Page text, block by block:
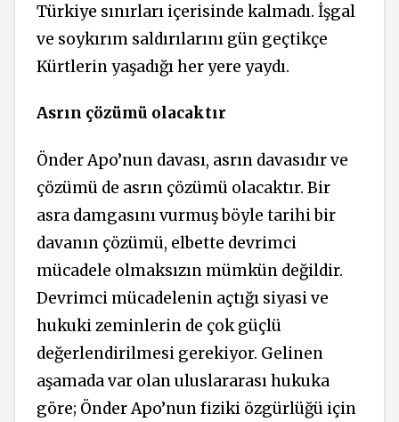
Türkiye sınırları içerisinde kalmadı. İşgal
ve soykırım saldırılarını gün geçtikçe
Kürtlerin yaşadığı her yere yaydı.
Asrın çözümü olacaktır
Önder Apo’nun davası, asrın davasıdır ve
çözümü de asrın çözümü olacaktır. Bir
asra damgasını vurmuş böyle tarihi bir
davanın çözümü, elbette devrimci
mücadele olmaksızın mümkün değildir.
Devrimci mücadelenin açtığı siyasi ve
hukuki zeminlerin de çok güçlü
değerlendirilmesi gerekiyor. Gelinen
aşamada var olan uluslararası hukuka
göre; Önder Apo’nun fiziki özgürlüğü için